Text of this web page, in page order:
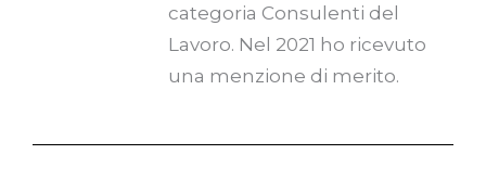
categoria Consulenti del
Lavoro. Nel 2021 ho ricevuto
una menzione di merito.